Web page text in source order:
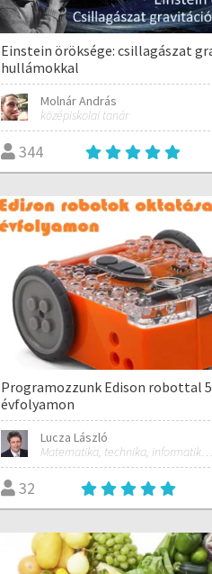
Einstein öröksége: csillagászat
hullámokkal
Molnár András
középiskolai tanár
344
Programozzunk Edison robottal
évfolyamon
Lucza László
Matematika, technika, informatika szakos általános iskolai tanár; mentorpedagógus, mestertanár
32